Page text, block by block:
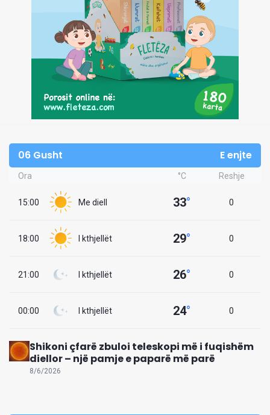
06 Gusht E enjte
Ora °C Reshje
15:00 Me diell 33° 0
18:00 I kthjellët 29° 0
21:00 I kthjellët 26° 0
00:00 I kthjellët 24° 0
Shikoni çfarë zbuloi teleskopi më i fuqishëm
diellor – një pamje e paparë më parë
8/6/2026